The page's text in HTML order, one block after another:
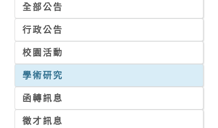
全部公告
行政公告
校園活動
學術研究
函轉訊息
徵才訊息